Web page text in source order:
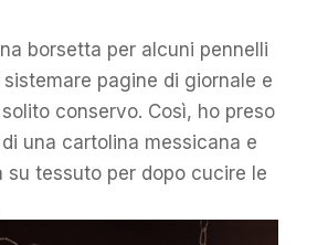
borsetta per alcuni pennelli
sistemare pagine di giornale e
conservo. Così, ho preso
di una cartolina messicana e
su tessuto per dopo cucire le